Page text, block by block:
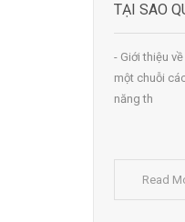
TẠI SAO
- Giới thiệu
một chuỗi
năng th
Read